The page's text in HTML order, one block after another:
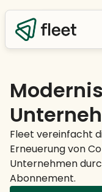
Fleet vereinfacht
Erneuerung von
Unternehmen
Abonnement.